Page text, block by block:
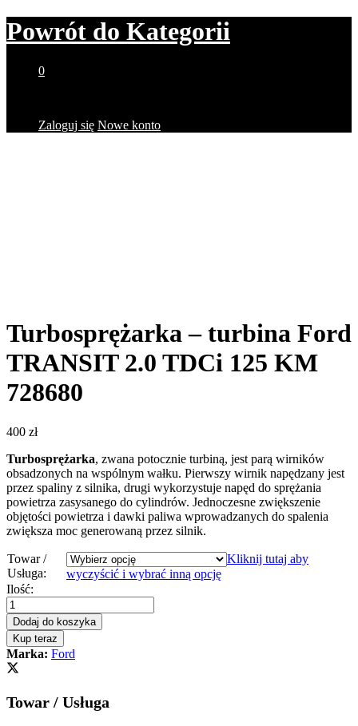
Powrót do Kategorii
0
Zaloguj się Nowe konto
Turbosprężarka – turbina Ford
TRANSIT 2.0 TDCi 125 KM
728680
400 zł
Turbosprężarka, zwana potocznie turbiną, jest parą wirników
obsadzonych na wspólnym wałku. Pierwszy wirnik napędzany jest
przez spaliny z silnika, drugi wykorzystuje napęd do sprężania
powietrza zasysanego do cylindrów. Jednoczesne zwiększenie
objętości powietrza i dawki paliwa wprowadzanych do spalenia
zwiększa moc generowaną przez silnik.
Towar /
Usługa:
Kliknij tutaj aby
wyczyścić i wybrać inną opcję
Turbosprężarka
–
turbina
Ford
TRANSIT
2.0
TDCi
KM
Ilość:
Dodaj do koszyka
Kup teraz
Marka: Ford
Towar / Usługa